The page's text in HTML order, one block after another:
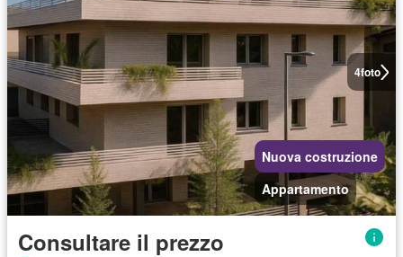
4foto
Nuova costruzione
Appartamento
Consultare il prezzo